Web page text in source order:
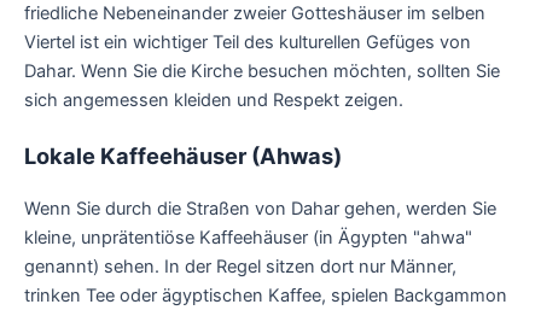
friedliche Nebeneinander zweier Gotteshäuser im selben
Viertel ist ein wichtiger Teil des kulturellen Gefüges von
Dahar. Wenn Sie die Kirche besuchen möchten, sollten Sie
sich angemessen kleiden und Respekt zeigen.
Lokale Kaffeehäuser (Ahwas)
Wenn Sie durch die Straßen von Dahar gehen, werden Sie
kleine, unprätentiöse Kaffeehäuser (in Ägypten "ahwa"
genannt) sehen. In der Regel sitzen dort nur Männer,
trinken Tee oder ägyptischen Kaffee, spielen Backgammon